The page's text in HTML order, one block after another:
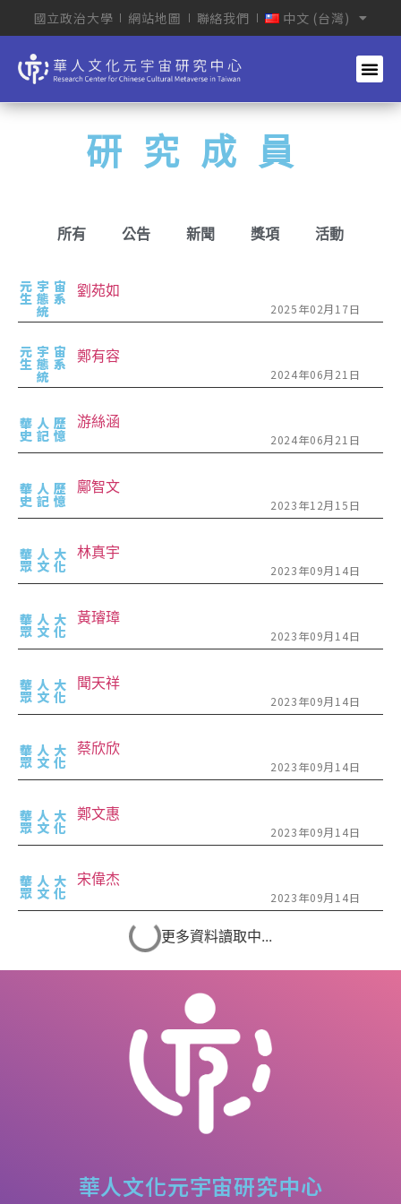
國立政治大學 網站地圖 聯絡我們 中文 (台灣)
研究成員
所有 公告 新聞 獎項 活動
元宇宙
生態系
統
劉苑如
2025年02月17日
元宇宙
生態系
統
鄭有容
2024年06月21日
華人歷
史記憶
游絲涵
2024年06月21日
華人歷
史記憶
鄺智文
2023年12月15日
華人大
眾文化
林真宇
2023年09月14日
華人大
眾文化
黃璿璋
2023年09月14日
華人大
眾文化
聞天祥
2023年09月14日
華人大
眾文化
蔡欣欣
2023年09月14日
華人大
眾文化
鄭文惠
2023年09月14日
華人大
眾文化
宋偉杰
2023年09月14日
更多資料讀取中...
華人文化元宇宙研究中心